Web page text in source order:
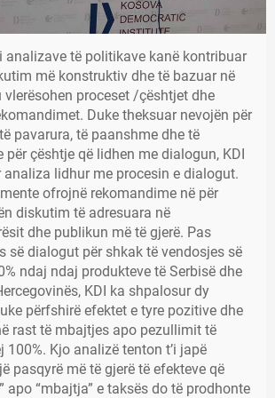
analizave të politikave kanë kontribuar
më konstruktiv dhe të bazuar në
vlerësohen proceset /çështjet dhe
Duke theksuar nevojën për
pavarura, të paanshme dhe të
për çështje që lidhen me dialogun, KDI
analiza lidhur me procesin e dialogut.
ofrojnë rekomandime në për
diskutim të adresuara në
dhe publikun më të gjerë. Pas
së dialogut për shkak të vendosjes së
ndaj ndaj produkteve të Serbisë dhe
KDI ka shpalosur dy
përfshirë efektet e tyre pozitive dhe
rast të mbajtjes apo pezullimit të
100%. Kjo analizë tenton t’i japë
pasqyrë më të gjerë të efekteve që
apo “mbajtja” e taksës do të prodhonte